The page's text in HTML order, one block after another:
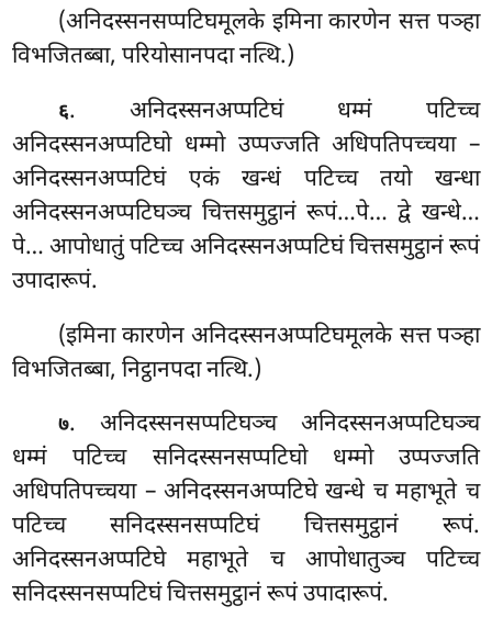
(अनिदस्सनसप्पटिघमूलके इमिना कारणेन सत्त पञ्हा
विभजितब्बा, परियोसानपदा नत्थि.)
६. अनिदस्सनअप्पटिघं धम्मं पटिच्च
अनिदस्सनअप्पटिघो धम्मो उप्पज्जति अधिपतिपच्चया –
अनिदस्सनअप्पटिघं एकं खन्धं पटिच्च तयो खन्धा
अनिदस्सनअप्पटिघञ्च चित्तसमुट्ठानं रूपं…पे… द्वे खन्धे…
पे… आपोधातुं पटिच्च अनिदस्सनअप्पटिघं चित्तसमुट्ठानं रूपं
उपादारूपं.
(इमिना कारणेन अनिदस्सनअप्पटिघमूलके सत्त पञ्हा
विभजितब्बा, निट्ठानपदा नत्थि.)
७. अनिदस्सनसप्पटिघञ्च अनिदस्सनअप्पटिघञ्च
धम्मं पटिच्च सनिदस्सनसप्पटिघो धम्मो उप्पज्जति
अधिपतिपच्चया – अनिदस्सनअप्पटिघे खन्धे च महाभूते च
पटिच्च सनिदस्सनसप्पटिघं चित्तसमुट्ठानं रूपं.
अनिदस्सनअप्पटिघे महाभूते च आपोधातुञ्च पटिच्च
सनिदस्सनसप्पटिघं चित्तसमुट्ठानं रूपं उपादारूपं.